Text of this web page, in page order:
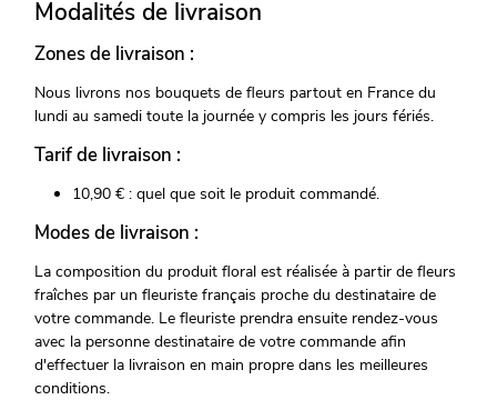
Modalités de livraison
Zones de livraison :
Nous livrons nos bouquets de fleurs partout en France du
lundi au samedi toute la journée y compris les jours fériés.
Tarif de livraison :
10,90 € : quel que soit le produit commandé.
Modes de livraison :
La composition du produit floral est réalisée à partir de fleurs
fraîches par un fleuriste français proche du destinataire de
votre commande. Le fleuriste prendra ensuite rendez-vous
avec la personne destinataire de votre commande afin
d'effectuer la livraison en main propre dans les meilleures
conditions.